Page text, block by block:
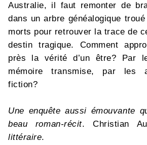
Australie, il faut remonter de
dans un arbre généalogique
morts pour retrouver la trace de
destin tragique. Comment
près la vérité d’un être? Par
mémoire transmise, par les
fiction?
Une enquête aussi émouvante
beau roman-récit. Christian
littéraire.